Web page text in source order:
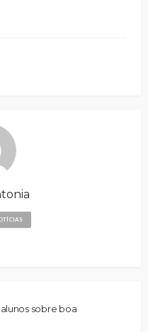
sobre boa